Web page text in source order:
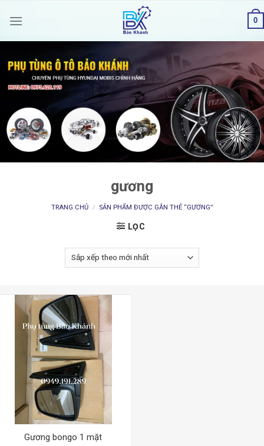
0
gương
TRANG CHỦ / SẢN PHẨM ĐƯỢC GẮN THẺ “GƯƠNG”
LỌC
Gương bongo 1 mặt